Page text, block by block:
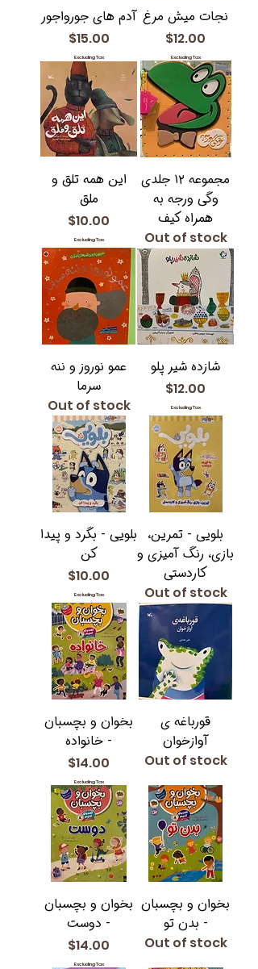
نجات میش مرغ
Price
$12.00
Excluding Tax
آدم های جورواجور
Price
$15.00
Excluding Tax
مجموعه ۱۲ جلدی
وگی ورجه به
همراه کیف
Out of stock
این همه تلق و
ملق
Price
$10.00
Excluding Tax
شازده شیر پلو
Price
$12.00
Excluding Tax
عمو نوروز و ننه
سرما
Out of stock
بلویی - تمرین،
بازی، رنگ آمیزی و
کاردستی
Out of stock
بلویی - بگرد و پیدا
کن
Price
$10.00
Excluding Tax
قورباغه ی
آوازخوان
Out of stock
بخوان و بچسبان
- خانواده
Price
$14.00
Excluding Tax
بخوان و بچسبان
- بدن تو
Out of stock
بخوان و بچسبان
- دوست
Price
$14.00
Excluding Tax